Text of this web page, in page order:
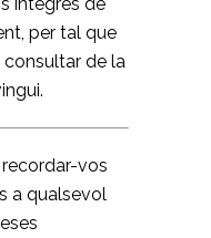
per tal que
de la
vos
a qualsevol